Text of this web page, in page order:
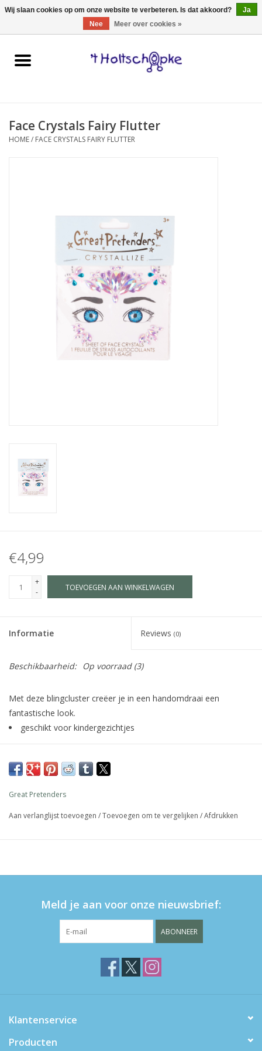
0 Artikelen - €0,00
Home
spellen
Face Crystals Fairy Flutter
HOME/ FACE CRYSTALS FAIRY FLUTTER
€4,99
+
-
TOEVOEGEN AAN WINKELWAGEN
Informatie Reviews (0)
Beschikbaarheid: Op voorraad(3)
Met deze blingcluster creëer je in een handomdraai een
fantastische look.
geschikt voor kindergezichtjes
Great Pretenders
Aan verlanglijst toevoegen /Toevoegen om te vergelijken /Afdrukken
Meld je aan voor onze nieuwsbrief:
ABONNEER
Klantenservice
Producten
Wij slaan cookies op om onze website te verbeteren. Is dat akkoord?
Ja
Nee
Meer over cookies »